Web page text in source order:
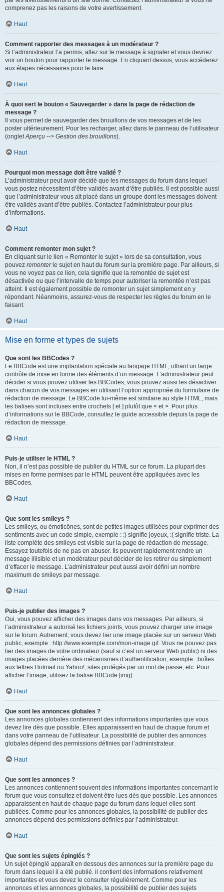
comprenez pas les raisons de votre avertissement.
Haut
Comment rapporter des messages à un modérateur ?
Si l’administrateur l’a permis, allez sur le message à signaler et vous devriez
voir un bouton pour rapporter le message. En cliquant dessus, vous accéderez
aux étapes nécessaires pour le faire.
Haut
À quoi sert le bouton « Sauvegarder » dans la page de rédaction de
message ?
Il vous permet de sauvegarder des brouillons de vos messages et de les
poster ultérieurement. Pour les recharger, allez dans le panneau de l’utilisateur
(ongletAperçu --> Gestion des brouillons).
Haut
Pourquoi mon message doit être validé ?
L’administrateur peut avoir décidé que les messages du forum dans lequel
vous postez nécessitent d’être validés avant d’être publiés. Il est possible aussi
que l’administrateur vous ait placé dans un groupe dont les messages doivent
être validés avant d’être publiés. Contactez l’administrateur pour plus
d’informations.
Haut
Comment remonter mon sujet ?
En cliquant sur le lien « Remonter le sujet » lors de sa consultation, vous
pouvez remonterle sujet en haut du forum sur la première page. Par ailleurs, si
vous ne voyez pas ce lien, cela signifie que la remontée de sujet est
désactivée ou que l’intervalle de temps pour autoriser la remontée n’est pas
atteint. Il est également possible de remonter un sujet simplement en y
répondant. Néanmoins, assurez-vous de respecter les règles du forum en le
faisant.
Haut
Mise en forme et types de sujets
Que sont les BBCodes ?
Le BBCode est une implantation spéciale au langage HTML, offrant un large
contrôle de mise en forme des éléments d’un message. L’administrateur peut
décider si vous pouvez utiliser les BBCodes, vous pouvez aussi les désactiver
dans chacun de vos messages en utilisant l’option appropriée du formulaire de
rédaction de message. Le BBCode lui-même est similaire au style HTML, mais
les balises sont incluses entre crochets [ et ] plutôt que < et >. Pour plus
d’informations sur le BBCode, consultez le guide accessible depuis la page de
rédaction de message.
Haut
Puis-je utiliser le HTML ?
Non, il n’est pas possible de publier du HTML sur ce forum. La plupart des
mises en forme permises par le HTML peuvent être appliquées avec les
BBCodes.
Haut
Que sont les smileys ?
Les smileys, ou émoticônes, sont de petites images utilisées pour exprimer des
sentiments avec un code simple, exemple : :) signifie joyeux, :( signifie triste. La
liste complète des smileys est visible sur la page de rédaction de message.
Essayez toutefois de ne pas en abuser. Ils peuvent rapidement rendre un
message illisible et un modérateur peut décider de les retirer ou simplement
d’effacer le message. L’administrateur peut aussi avoir défini un nombre
maximum de smileys par message.
Haut
Puis-je publier des images ?
Oui, vous pouvez afficher des images dans vos messages. Par ailleurs, si
l’administrateur a autorisé les fichiers joints, vous pouvez charger une image
sur le forum. Autrement, vous devez lier une image placée sur un serveur Web
public, exemple : http://www.exemple.com/mon-image.gif. Vous ne pouvez pas
lier des images de votre ordinateur (sauf si c’est un serveur Web public) ni des
images placées derrière des mécanismes d’authentification, exemple : boîtes
aux lettres Hotmail ou Yahoo!, sites protégés par un mot de passe, etc. Pour
afficher l’image, utilisez la balise BBCode [img].
Haut
Que sont les annonces globales ?
Les annonces globales contiennent des informations importantes que vous
devez lire dès que possible. Elles apparaissent en haut de chaque forum et
dans votre panneau de l’utilisateur. La possibilité de publier des annonces
globales dépend des permissions définies par l’administrateur.
Haut
Que sont les annonces ?
Les annonces contiennent souvent des informations importantes concernant le
forum que vous consultez et doivent être lues dès que possible. Les annonces
apparaissent en haut de chaque page du forum dans lequel elles sont
publiées. Comme pour les annonces globales, la possibilité de publier des
annonces dépend des permissions définies par l’administrateur.
Haut
Que sont les sujets épinglés ?
Un sujet épinglé apparaît en dessous des annonces sur la première page du
forum dans lequel il a été publié. il contient des informations relativement
importantes et vous devez le consulter régulièrement. Comme pour les
annonces et les annonces globales, la possibilité de publier des sujets